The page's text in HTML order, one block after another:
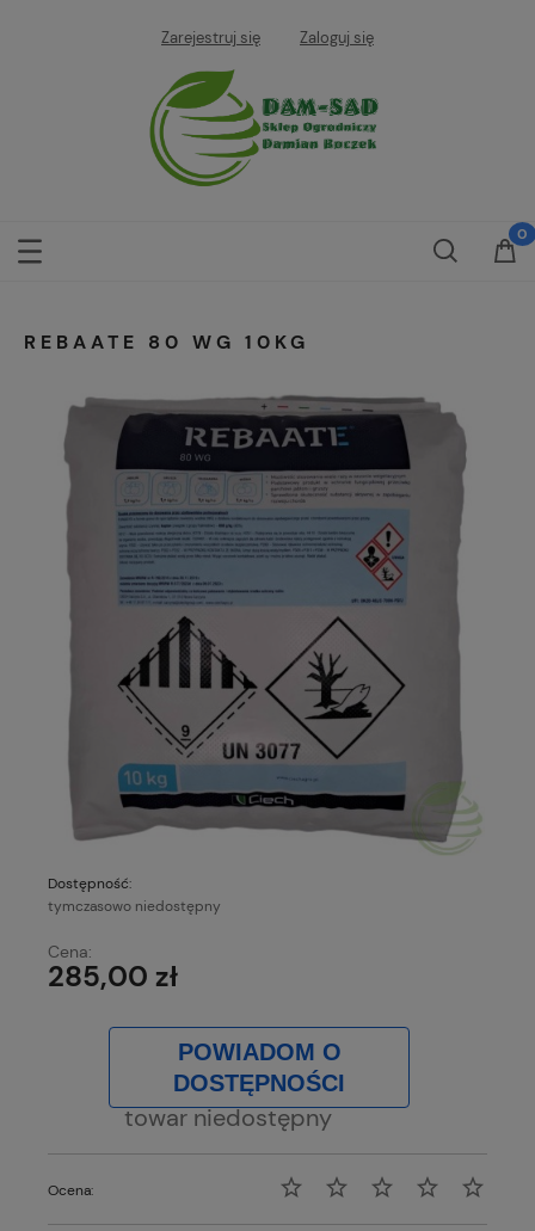
Zarejestruj się Zaloguj się
REBAATE 80 WG 10KG
Dostępność:
tymczasowo niedostępny
Cena:
285,00 zł
POWIADOM O
DOSTĘPNOŚCI
towar niedostępny
Ocena: